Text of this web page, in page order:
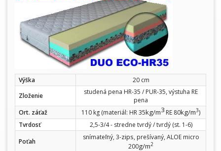
Výška
20 cm
Zloženie
studená pena HR-35 / PUR-35, výstuha RE
pena
Ort. záťaž
110 kg (materiál: HR 35kg/m3 RE 80kg/m3)
Tvrdosť
2,5-3/4 - stredne tvrdý / tvrdý (st. 1-6)
Poťah
snímateľný, 3-zips, prešívaný, ALOE micro
200g/m2